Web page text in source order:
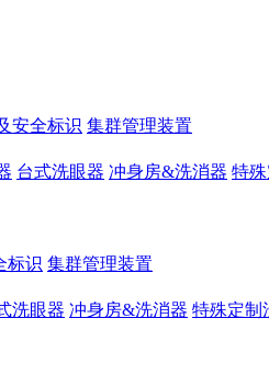
安全标识 集群管理装置
台式洗眼器 冲身房&洗消器 特
标识 集群管理装置
洗眼器 冲身房&洗消器 特殊定制